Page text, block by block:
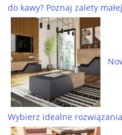
do kawy? Poznaj zalety
Wybierz idealne